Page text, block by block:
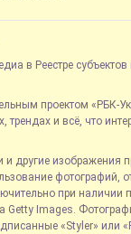
в Реестре
проектом «РБК-
и всё, что
и другие изображения
фотографий,
при наличии
Getty Images.
«Styler» или